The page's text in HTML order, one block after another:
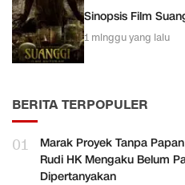
Sinopsis Film
1 minggu yang lalu
BERITA TERPOPULER
01
Marak Proyek Tanpa
Rudi HK Mengaku Belum
Dipertanyakan